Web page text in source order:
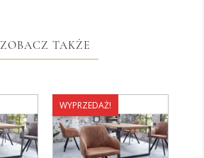
ZOBACZ TAKŻE
WYPRZEDAŻ!